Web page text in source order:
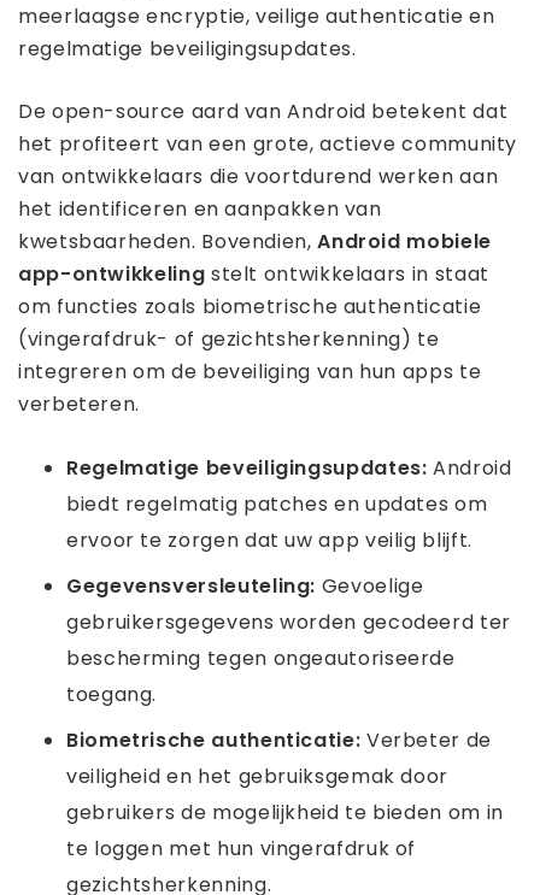
meerlaagse encryptie, veilige authenticatie en
regelmatige beveiligingsupdates.
De open-source aard van Android betekent dat
het profiteert van een grote, actieve community
van ontwikkelaars die voortdurend werken aan
het identificeren en aanpakken van
kwetsbaarheden. Bovendien, Android mobiele
app-ontwikkeling stelt ontwikkelaars in staat
om functies zoals biometrische authenticatie
(vingerafdruk- of gezichtsherkenning) te
integreren om de beveiliging van hun apps te
verbeteren.
Regelmatige beveiligingsupdates:Android
biedt regelmatig patches en updates om
ervoor te zorgen dat uw app veilig blijft.
Gegevensversleuteling: Gevoelige
gebruikersgegevens worden gecodeerd ter
bescherming tegen ongeautoriseerde
toegang.
Biometrische authenticatie: Verbeter de
veiligheid en het gebruiksgemak door
gebruikers de mogelijkheid te bieden om in
te loggen met hun vingerafdruk of
gezichtsherkenning.